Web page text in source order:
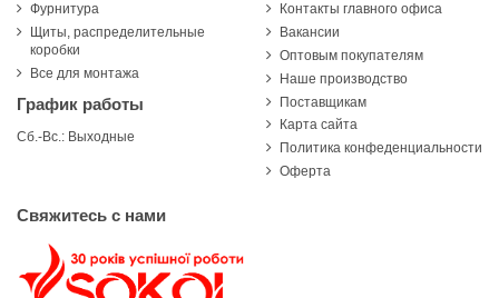
Фурнитура
Щиты, распределительные
коробки
Все для монтажа
График работы
Сб.-Вс.: Выходные
Контакты главного офиса
Вакансии
Оптовым покупателям
Наше производство
Поставщикам
Карта сайта
Политика конфеденциальности
Оферта
Свяжитесь с нами